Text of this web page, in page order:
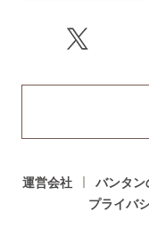
運営会社 バンタ
プライバ